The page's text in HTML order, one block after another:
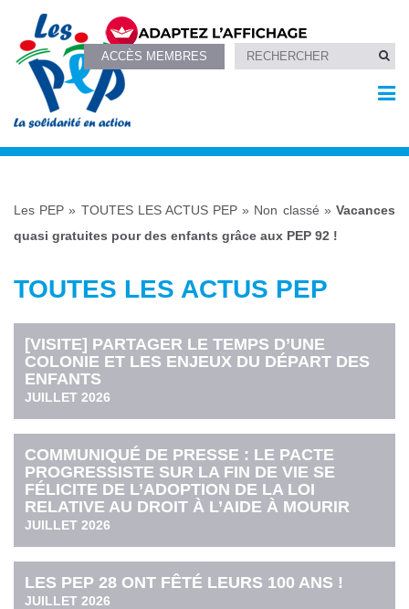
ACCÈS MEMBRES
Les PEP » TOUTES LES ACTUS PEP » Non classé »Vacances
quasi gratuites pour des enfants grâce aux PEP 92 !
TOUTES LES ACTUS PEP
[VISITE] PARTAGER LE TEMPS D’UNE
COLONIE ET LES ENJEUX DU DÉPART DES
ENFANTS
JUILLET 2026
COMMUNIQUÉ DE PRESSE : LE PACTE
PROGRESSISTE SUR LA FIN DE VIE SE
FÉLICITE DE L’ADOPTION DE LA LOI
RELATIVE AU DROIT À L’AIDE À MOURIR
JUILLET 2026
LES PEP 28 ONT FÊTÉ LEURS 100 ANS !
JUILLET 2026